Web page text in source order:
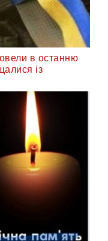
в останню
із